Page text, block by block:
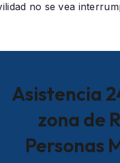
no se vea
Asistencia
zona de
Personas